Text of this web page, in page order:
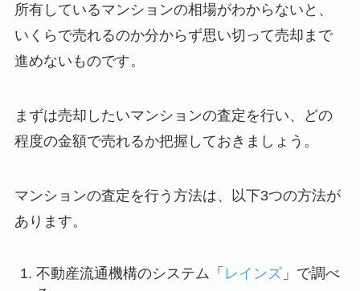
所有しているマンションの相場がわからないと、
いくらで売れるのか分からず思い切って売却まで
進めないものです。
まずは売却したいマンションの査定を行い、どの
程度の金額で売れるか把握しておきましょう。
マンションの査定を行う方法は、以下3つの方法が
あります。
不動産流通機構のシステム「 レインズ」で調べ